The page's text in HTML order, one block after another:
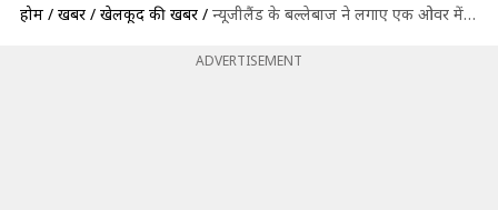
होम / खबरें / खेलकूद की खबरें / न्यूजीलैंड के बल्लेबाज ने लगाए एक ओवर में लगातार छह छक्के, देखें वीडियो
ADVERTISEMENT